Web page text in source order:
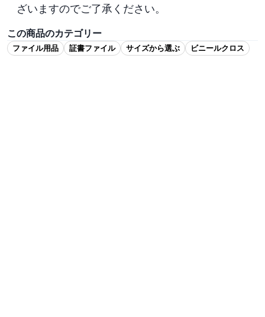
ざいますのでご了承ください。
この商品のカテゴリー
ファイル用品 証書ファイル サイズから選ぶ ビニールクロス